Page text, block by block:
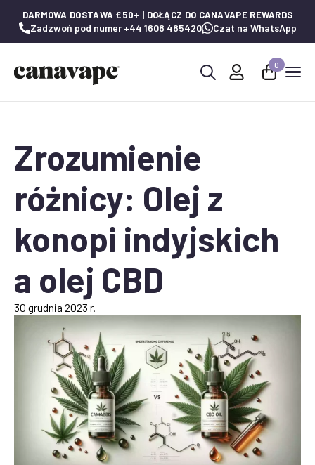
DARMOWA DOSTAWA £50+ | DOŁĄCZ DO CANAVAPE REWARDS
Zadzwoń pod numer +44 1608 485420 Czat na WhatsApp
0
Zrozumienie
różnicy: Olej z
konopi indyjskich
a olej CBD
30 grudnia 2023 r.